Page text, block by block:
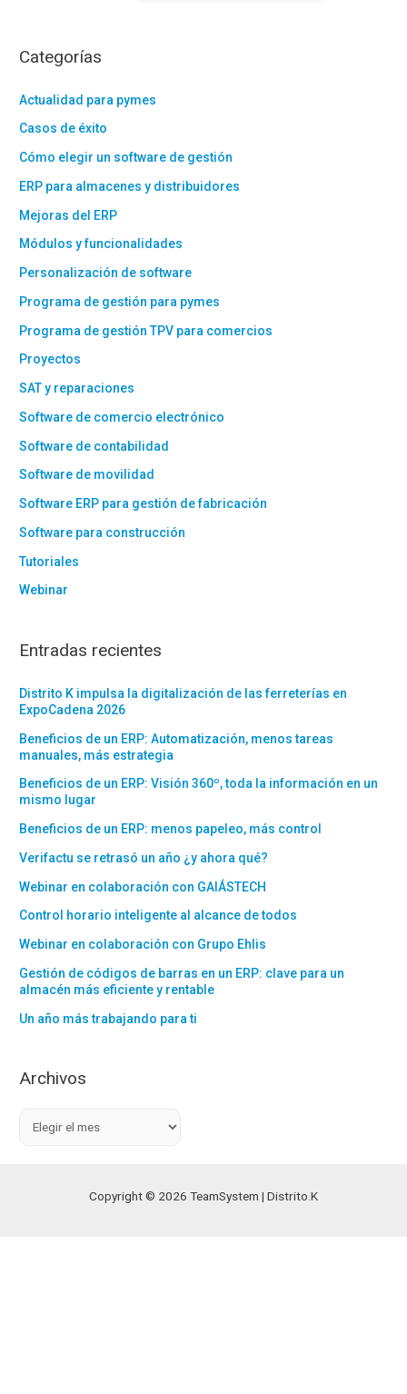
Categorías
Actualidad para pymes
Casos de éxito
Cómo elegir un software de gestión
ERP para almacenes y distribuidores
Mejoras del ERP
Módulos y funcionalidades
Personalización de software
Programa de gestión para pymes
Programa de gestión TPV para comercios
Proyectos
SAT y reparaciones
Software de comercio electrónico
Software de contabilidad
Software de movilidad
Software ERP para gestión de fabricación
Software para construcción
Tutoriales
Webinar
Entradas recientes
Distrito K impulsa la digitalización de las ferreterías en
ExpoCadena 2026
Beneficios de un ERP: Automatización, menos tareas
manuales, más estrategia
Beneficios de un ERP: Visión 360º, toda la información en un
mismo lugar
Beneficios de un ERP: menos papeleo, más control
Verifactu se retrasó un año ¿y ahora qué?
Webinar en colaboración con GAIÁSTECH
Control horario inteligente al alcance de todos
Webinar en colaboración con Grupo Ehlis
Gestión de códigos de barras en un ERP: clave para un
almacén más eficiente y rentable
Un año más trabajando para ti
Archivos
Copyright © 2026 TeamSystem | Distrito.K